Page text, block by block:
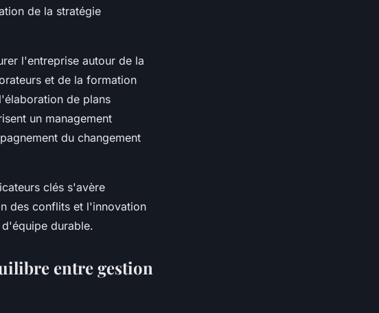
de la stratégie
l'entreprise autour de la
et de la formation
de plans
un management
du changement
clés s'avère
des conflits et l'innovation
durable.
entre gestion